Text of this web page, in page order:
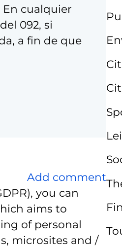
En cualquier
092, si
a fin de que
Add comment
you can
aims to
of personal
microsites and /